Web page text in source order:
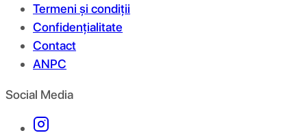
Termeni și condiții
Confidențialitate
Contact
ANPC
Social Media